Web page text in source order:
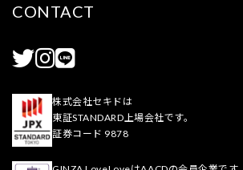
CONTACT
株式会社セキドは
東証STANDARD上場会社です。
証券コード 9878